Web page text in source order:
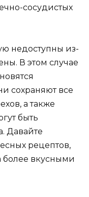
сосудистых
недоступны из-
В этом случае
сохраняют все
а также
быть
Давайте
рецептов,
вкусными